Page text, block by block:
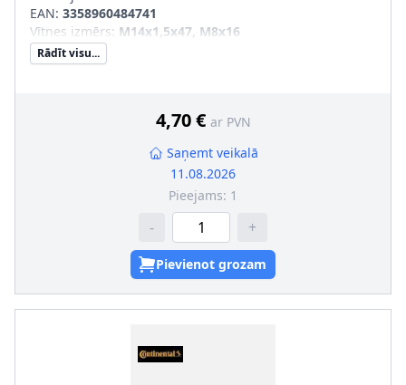
EAN: 3358960484741
Vītnes izmērs: M14x1,5x47, M8x16
Rādīt visu...
4,70 € ar PVN
Saņemt veikalā
11.08.2026
Pieejams: 1
- +
Pievienot grozam